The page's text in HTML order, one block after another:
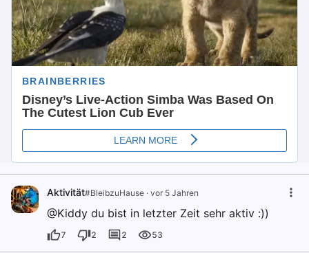
Aktivität#BleibzuHause · vor 5 Jahren
@Kiddy du bist in letzter Zeit sehr aktiv :))
7 2 2 53